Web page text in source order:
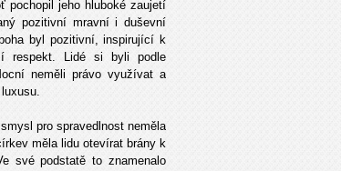
pochopil jeho hluboké zaujetí
pozitivní mravní i duševní
byl pozitivní, inspirující k
respekt. Lidé si byli podle
neměli právo využívat a
pro spravedlnost neměla
měla lidu otevírat brány k
své podstatě to znamenalo